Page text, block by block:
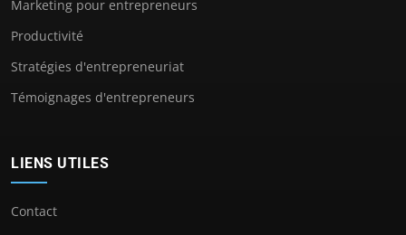
Marketing pour entrepreneurs
Productivité
Stratégies d'entrepreneuriat
Témoignages d'entrepreneurs
LIENS UTILES
Contact